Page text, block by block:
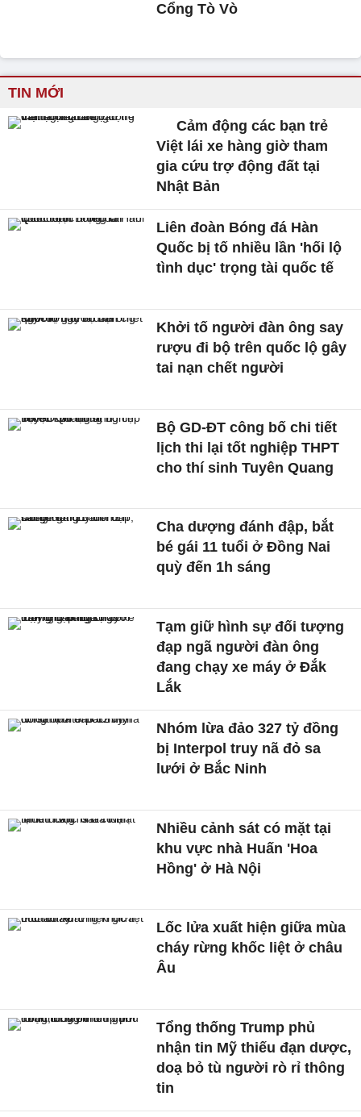
Cổng Tò Vò
TIN MỚI
Cảm động các bạn trẻ
Việt lái xe hàng giờ tham
gia cứu trợ động đất tại
Nhật Bản
Liên đoàn Bóng đá Hàn
Quốc bị tố nhiều lần 'hối lộ
tình dục' trọng tài quốc tế
Khởi tố người đàn ông say
rượu đi bộ trên quốc lộ gây
tai nạn chết người
Bộ GD-ĐT công bố chi tiết
lịch thi lại tốt nghiệp THPT
cho thí sinh Tuyên Quang
Cha dượng đánh đập, bắt
bé gái 11 tuổi ở Đồng Nai
quỳ đến 1h sáng
Tạm giữ hình sự đối tượng
đạp ngã người đàn ông
đang chạy xe máy ở Đắk
Lắk
Nhóm lừa đảo 327 tỷ đồng
bị Interpol truy nã đỏ sa
lưới ở Bắc Ninh
Nhiều cảnh sát có mặt tại
khu vực nhà Huấn 'Hoa
Hồng' ở Hà Nội
Lốc lửa xuất hiện giữa mùa
cháy rừng khốc liệt ở châu
Âu
Tổng thống Trump phủ
nhận tin Mỹ thiếu đạn dược,
doạ bỏ tù người rò rỉ thông
tin